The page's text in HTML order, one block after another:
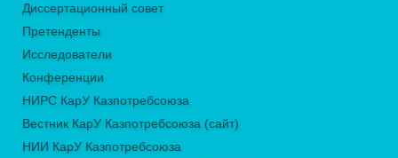
Диссертационный совет
Претенденты
Исследователи
Конференции
НИРС КарУ Казпотребсоюза
Вестник КарУ Казпотребсоюза (сайт)
НИИ КарУ Казпотребсоюза